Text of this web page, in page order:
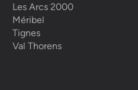
Les Arcs 2000
Méribel
Tignes
Val Thorens